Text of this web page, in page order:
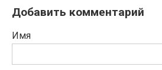
Добавить комментарий
Имя